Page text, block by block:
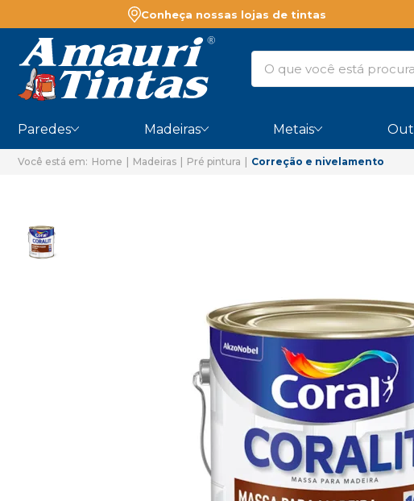
Conheça nossas lojas de tintas
Paredes Madeiras Metais
Home Madeiras Pré pintura Correção e nivelamento